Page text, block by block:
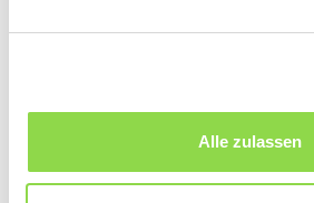
Alle zulassen